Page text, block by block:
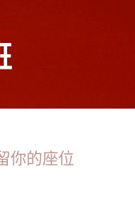
你的座位